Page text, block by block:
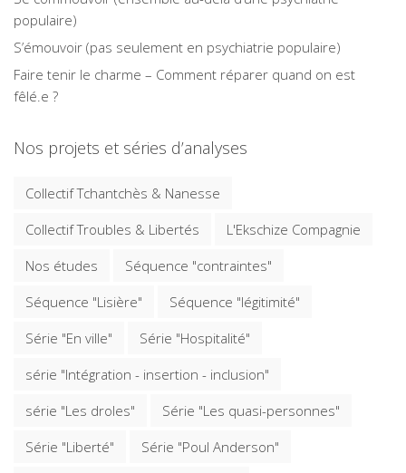
populaire)
S’émouvoir (pas seulement en psychiatrie populaire)
Faire tenir le charme – Comment réparer quand on est
fêlé.e ?
Nos projets et séries d’analyses
Collectif Tchantchès & Nanesse
Collectif Troubles & Libertés
L'Ekschize Compagnie
Nos études
Séquence "contraintes"
Séquence "Lisière"
Séquence "légitimité"
Série "En ville"
Série "Hospitalité"
série "Intégration - insertion - inclusion"
série "Les droles"
Série "Les quasi-personnes"
Série "Liberté"
Série "Poul Anderson"